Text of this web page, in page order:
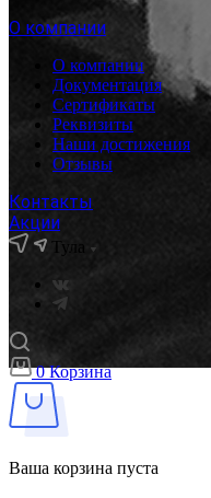
О компании
О компании
Документация
Сертификаты
Реквизиты
Наши достижения
Отзывы
Контакты
Акции
Тула
0 Корзина
Ваша корзина пуста